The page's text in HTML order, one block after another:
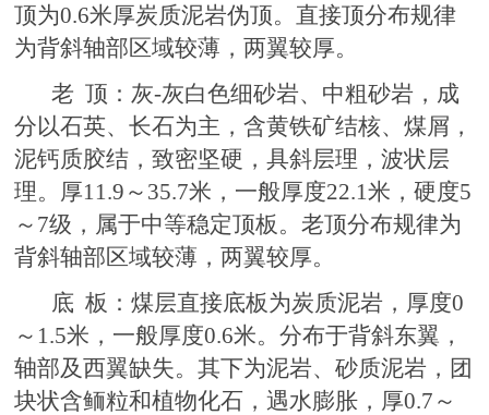
顶为0.6米厚炭质泥岩伪顶。直接顶分布规律
为背斜轴部区域较薄，两翼较厚。
老 顶：灰-灰白色细砂岩、中粗砂岩，成
分以石英、长石为主，含黄铁矿结核、煤屑，
泥钙质胶结，致密坚硬，具斜层理，波状层
理。厚11.9～35.7米，一般厚度22.1米，硬度5
～7级，属于中等稳定顶板。老顶分布规律为
背斜轴部区域较薄，两翼较厚。
底 板：煤层直接底板为炭质泥岩，厚度0
～1.5米，一般厚度0.6米。分布于背斜东翼，
轴部及西翼缺失。其下为泥岩、砂质泥岩，团
块状含鲕粒和植物化石，遇水膨胀，厚0.7～